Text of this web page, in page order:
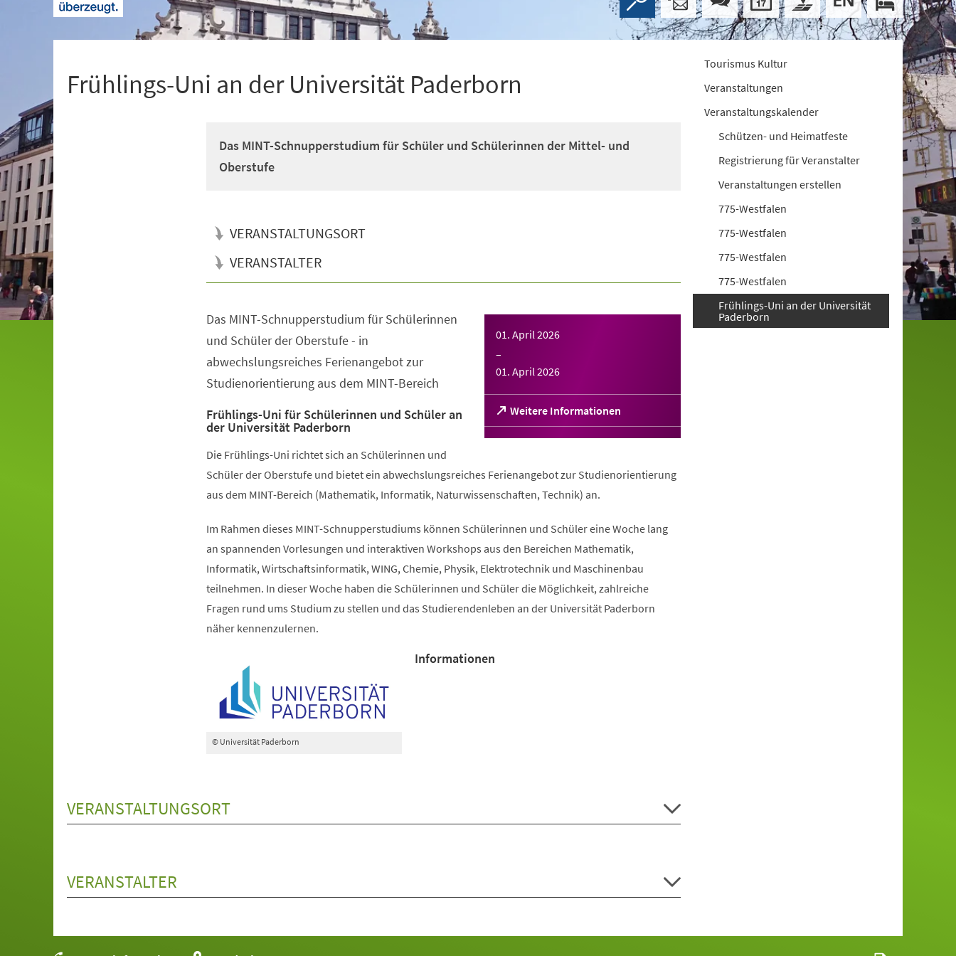
Frühlings-Uni an der Universität Paderborn
Das MINT-Schnupperstudium für Schüler und Schülerinnen der Mittel- und
Oberstufe
VERANSTALTUNGSORT
VERANSTALTER
01. April 2026
–
01. April 2026
Weitere Informationen
(Öffnet
in
einem
Tab)
Das MINT-Schnupperstudium für Schülerinnen
und Schüler der Oberstufe - in
abwechslungsreiches Ferienangebot zur
Studienorientierung aus dem MINT-Bereich
Frühlings-Uni für Schülerinnen und Schüler an
der Universität Paderborn
Die Frühlings-Uni richtet sich an Schülerinnen und
Schüler der Oberstufe und bietet ein abwechslungsreiches Ferienangebot zur Studienorientierung
aus dem MINT-Bereich (Mathematik, Informatik, Naturwissenschaften, Technik) an.
Im Rahmen dieses MINT-Schnupperstudiums können Schülerinnen und Schüler eine Woche lang
an spannenden Vorlesungen und interaktiven Workshops aus den Bereichen Mathematik,
Informatik, Wirtschaftsinformatik, WING, Chemie, Physik, Elektrotechnik und Maschinenbau
teilnehmen. In dieser Woche haben die Schülerinnen und Schüler die Möglichkeit, zahlreiche
Fragen rund ums Studium zu stellen und das Studierendenleben an der Universität Paderborn
näher kennenzulernen.
© Universität Paderborn
Informationen
VERANSTALTUNGSORT
VERANSTALTER
Tourismus Kultur
Veranstaltungen
Veranstaltungskalender
Schützen- und Heimatfeste
Registrierung für Veranstalter
Veranstaltungen erstellen
775-Westfalen
775-Westfalen
775-Westfalen
775-Westfalen
Frühlings-Uni an der Universität
Paderborn